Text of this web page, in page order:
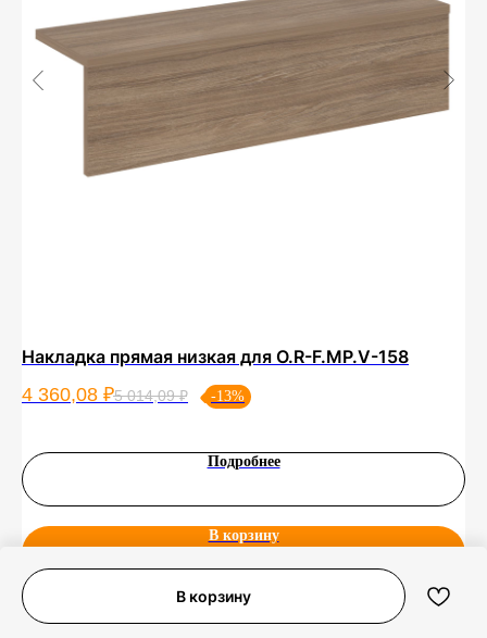
В корзину
Накладка прямая низкая для О.R-F.MP.V-158
4 360,08 ₽5 014,09 ₽ -13%
Подробнее
В корзину